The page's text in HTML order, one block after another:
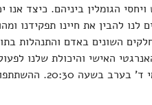
הגומלין ביניהם. כיצד
לנו להבין את חיינו תפקידנו
השונים באדם והתנהלות
האישי והיכולת שלנו
בהרשמה לקבלת קישור וללא עלות.